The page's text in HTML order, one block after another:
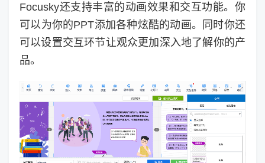
Focusky还支持丰富的动画效果和交互功能。你
可以为你的PPT添加各种炫酷的动画。同时你还
可以设置交互环节让观众更加深入地了解你的产
品。